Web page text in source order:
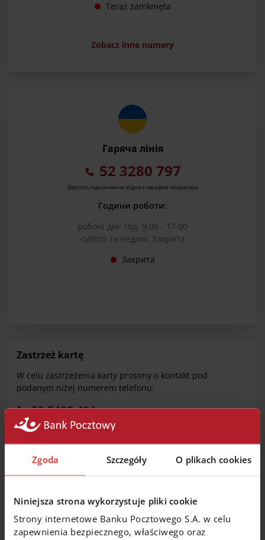
Zgoda Szczegóły O plikach cookies
Niniejsza strona wykorzystuje pliki cookie
Strony internetowe Banku Pocztowego S.A. w celu
zapewnienia bezpiecznego, właściwego oraz
Teraz zamknięta
Zobacz inne numery
Гаряча лінія
52 3280 797
Вартість підключення згідно з тарифом оператора
Години роботи:
робочі дні: год. 9.00 - 17.00
субота та неділя: Закрита
Закрита
Zastrzeż kartę
W celu zastrzeżenia karty prosimy o kontakt pod
podanym niżej numerem telefonu:
52 3499 494
Czynne całą dobę
Numer do obsługi połączeń z telefonów komórkowych
oraz z telefonów stacjonarnych krajowych i
zagranicznych. Opłata za połączenie zgodna z taryfą